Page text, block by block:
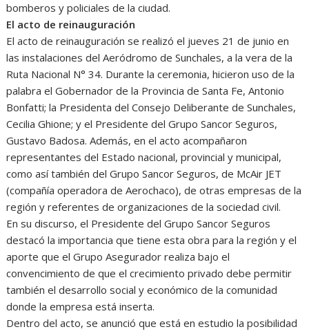
bomberos y policiales de la ciudad.
El acto de reinauguración
El acto de reinauguración se realizó el jueves 21 de junio en
las instalaciones del Aeródromo de Sunchales, a la vera de la
Ruta Nacional N° 34. Durante la ceremonia, hicieron uso de la
palabra el Gobernador de la Provincia de Santa Fe, Antonio
Bonfatti; la Presidenta del Consejo Deliberante de Sunchales,
Cecilia Ghione; y el Presidente del Grupo Sancor Seguros,
Gustavo Badosa. Además, en el acto acompañaron
representantes del Estado nacional, provincial y municipal,
como así también del Grupo Sancor Seguros, de McAir JET
(compañía operadora de Aerochaco), de otras empresas de la
región y referentes de organizaciones de la sociedad civil.
En su discurso, el Presidente del Grupo Sancor Seguros
destacó la importancia que tiene esta obra para la región y el
aporte que el Grupo Asegurador realiza bajo el
convencimiento de que el crecimiento privado debe permitir
también el desarrollo social y económico de la comunidad
donde la empresa está inserta.
Dentro del acto, se anunció que está en estudio la posibilidad